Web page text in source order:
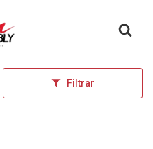
inicial
Filtrar